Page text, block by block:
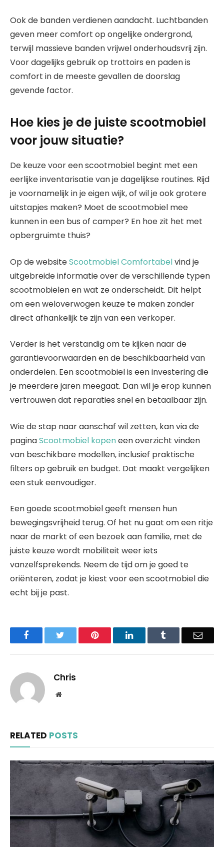
Ook de banden verdienen aandacht. Luchtbanden
geven meer comfort op ongelijke ondergrond,
terwijl massieve banden vrijwel onderhoudsvrij zijn.
Voor dagelijks gebruik op trottoirs en paden is
comfort in de meeste gevallen de doorslag
gevende factor.
Hoe kies je de juiste scootmobiel
voor jouw situatie?
De keuze voor een scootmobiel begint met een
eerlijke inventarisatie van je dagelijkse routines. Rijd
je voornamelijk in je eigen wijk, of wil je ook grotere
uitstapjes maken? Moet de scootmobiel mee
kunnen in een bus of camper? En hoe zit het met
opbergruimte thuis?
Op de websiteScootmobiel Comfortabelvind je
uitgebreide informatie over de verschillende typen
scootmobielen en wat ze onderscheidt. Dit helpt
om een weloverwogen keuze te maken zonder
direct afhankelijk te zijn van een verkoper.
Verder is het verstandig om te kijken naar de
garantievoorwaarden en de beschikbaarheid van
onderdelen. Een scootmobiel is een investering die
je meerdere jaren meegaat. Dan wil je erop kunnen
vertrouwen dat reparaties snel en betaalbaar zijn.
Wie de stap naar aanschaf wil zetten, kan via de
paginaScootmobiel kopeneen overzicht vinden
van beschikbare modellen, inclusief praktische
filters op gebruik en budget. Dat maakt vergelijken
een stuk eenvoudiger.
Een goede scootmobiel geeft mensen hun
bewegingsvrijheid terug. Of het nu gaat om een ritje
naar de markt of een bezoek aan familie, met de
juiste keuze wordt mobiliteit weer iets
vanzelfsprekends. Neem de tijd om je goed te
oriënteren, zodat je kiest voor een scootmobiel die
echt bij je past.
Facebook Pinterest LinkedIn Email
Chris
Website
RELATED POSTS